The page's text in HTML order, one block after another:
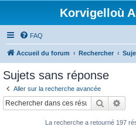
Korvigelloù
FAQ
Accueil du forum Rechercher
Sujets sans réponse
Aller sur la recherche avancée
La recherche a retourné 197